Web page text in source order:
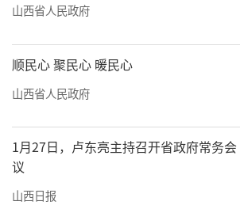
山西省人民政府
顺民心 聚民心 暖民心
山西省人民政府
1月27日，卢东亮主持召开省政府常务会
议
山西日报